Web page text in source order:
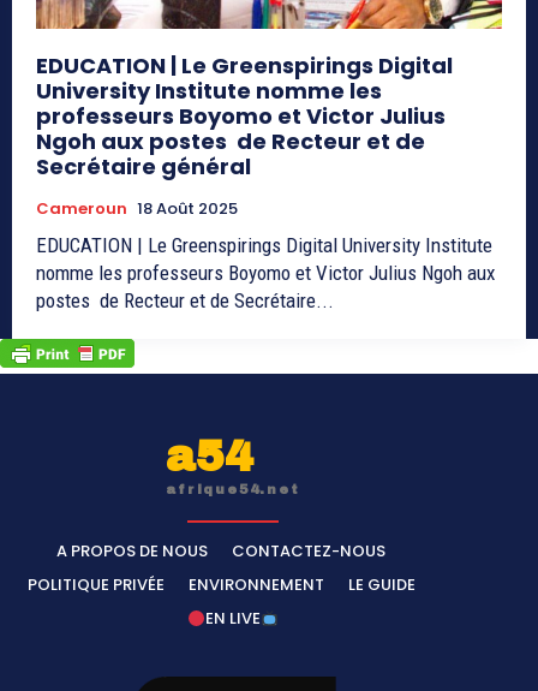
EDUCATION | Le Greenspirings Digital
University Institute nomme les
professeurs Boyomo et Victor Julius
Ngoh aux postes de Recteur et de
Secrétaire général
Cameroun 18 Août 2025
EDUCATION | Le Greenspirings Digital University Institute
nomme les professeurs Boyomo et Victor Julius Ngoh aux
postes de Recteur et de Secrétaire...
a54
afrique54.net
A PROPOS DE NOUS
CONTACTEZ-NOUS
POLITIQUE PRIVÉE
ENVIRONNEMENT
LE GUIDE
EN LIVE